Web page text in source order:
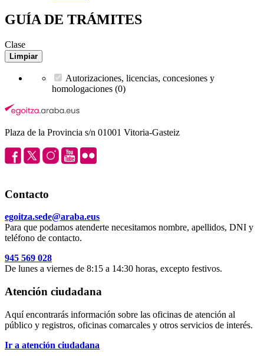
GUÍA DE TRÁMITES
Clase
Limpiar
Autorizaciones, licencias, concesiones y
homologaciones (0)
Plaza de la Provincia s/n 01001 Vitoria-Gasteiz
Contacto
egoitza.sede@araba.eus
Para que podamos atenderte necesitamos nombre, apellidos, DNI y
teléfono de contacto.
945 569 028
De lunes a viernes de 8:15 a 14:30 horas, excepto festivos.
Atención ciudadana
Aquí encontrarás información sobre las oficinas de atención al
público y registros, oficinas comarcales y otros servicios de interés.
Ir a atención ciudadana